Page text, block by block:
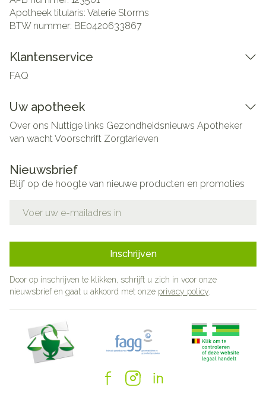
Apotheek titularis: Valerie Storms
BTW nummer: BE0420633867
Klantenservice
FAQ
Uw apotheek
Over ons Nuttige links Gezondheidsnieuws Apotheker
van wachtVoorschrift Zorgtarieven
Nieuwsbrief
Blijf op de hoogte van nieuwe producten en promoties
Inschrijven
Door op inschrijven te klikken, schrijft u zich in voor onze
nieuwsbrief en gaat u akkoord met onze privacy policy